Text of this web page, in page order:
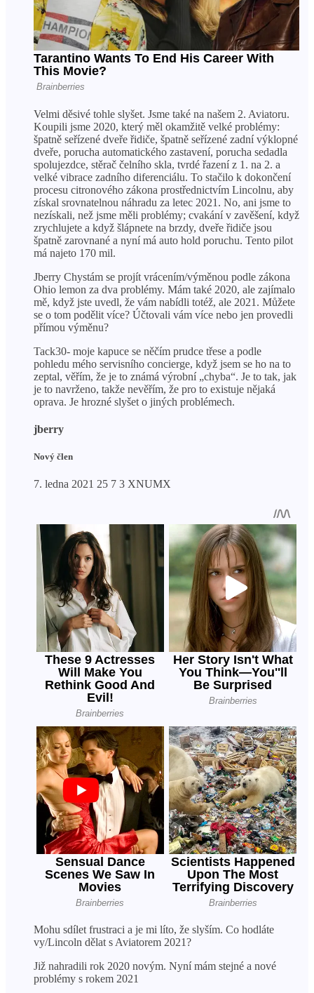
Velmi děsivé tohle slyšet. Jsme také na našem 2. Aviatoru.
Koupili jsme 2020, který měl okamžitě velké problémy:
špatně seřízené dveře řidiče, špatně seřízené zadní výklopné
dveře, porucha automatického zastavení, porucha sedadla
spolujezdce, stěrač čelního skla, tvrdé řazení z 1. na 2. a
velké vibrace zadního diferenciálu. To stačilo k dokončení
procesu citronového zákona prostřednictvím Lincolnu, aby
získal srovnatelnou náhradu za letec 2021. No, ani jsme to
nezískali, než jsme měli problémy; cvakání v zavěšení, když
zrychlujete a když šlápnete na brzdy, dveře řidiče jsou
špatně zarovnané a nyní má auto hold poruchu. Tento pilot
má najeto 170 mil.
Jberry Chystám se projít vrácením/výměnou podle zákona
Ohio lemon za dva problémy. Mám také 2020, ale zajímalo
mě, když jste uvedl, že vám nabídli totéž, ale 2021. Můžete
se o tom podělit více? Účtovali vám více nebo jen provedli
přímou výměnu?
Tack30- moje kapuce se něčím prudce třese a podle
pohledu mého servisního concierge, když jsem se ho na to
zeptal, věřím, že je to známá výrobní „chyba“. Je to tak, jak
je to navrženo, takže nevěřím, že pro to existuje nějaká
oprava. Je hrozné slyšet o jiných problémech.
jberry
Nový člen
7. ledna 2021 25 7 3 XNUMX
Mohu sdílet frustraci a je mi líto, že slyším. Co hodláte
vy/Lincoln dělat s Aviatorem 2021?
Již nahradili rok 2020 novým. Nyní mám stejné a nové
problémy s rokem 2021